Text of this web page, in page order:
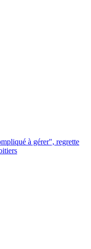
à gérer", regrette